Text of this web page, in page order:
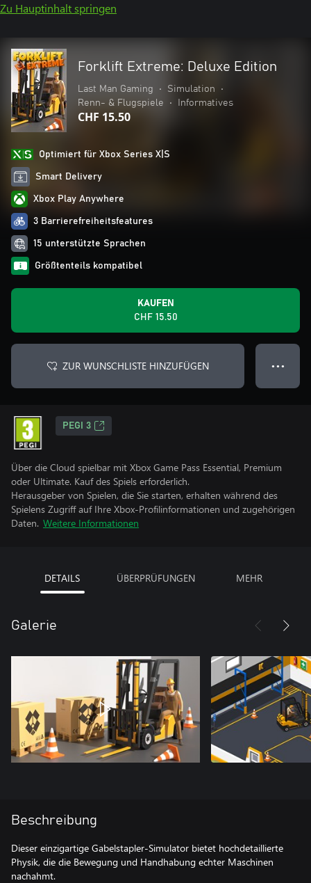
Zu Hauptinhalt springen
Forklift Extreme: Deluxe Edition
Last Man Gaming • Simulation
•
Renn- & Flugspiele
• Informatives
CHF 15.50
Optimiert für Xbox Series X|S
Smart Delivery
Xbox Play Anywhere
3 Barrierefreiheitsfeatures
15 unterstützte Sprachen
Größtenteils kompatibel
KAUFEN
CHF 15.50
ZUR WUNSCHLISTE HINZUFÜGEN ● ● ●
PEGI 3
Über die Cloud spielbar mit Xbox Game Pass Essential, Premium
oder Ultimate. Kauf des Spiels erforderlich.
Herausgeber von Spielen, die Sie starten, erhalten während des
Spielens Zugriff auf Ihre Xbox-Profilinformationen und zugehörigen
Daten. Weitere Informationen
DETAILS ÜBERPRÜFUNGEN MEHR
Galerie
Beschreibung
Dieser einzigartige Gabelstapler-Simulator bietet hochdetaillierte
Physik, die die Bewegung und Handhabung echter Maschinen
nachahmt.